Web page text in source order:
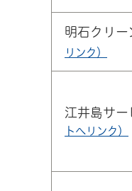
明石クリー
リンク）
江井島サー
トへリンク）